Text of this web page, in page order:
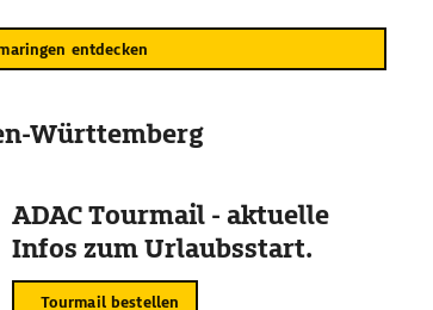
entdecken
Württemberg
ADAC Tourmail - aktuelle
Infos zum Urlaubsstart.
Tourmail bestellen